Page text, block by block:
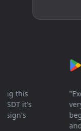
this
it's
very
and